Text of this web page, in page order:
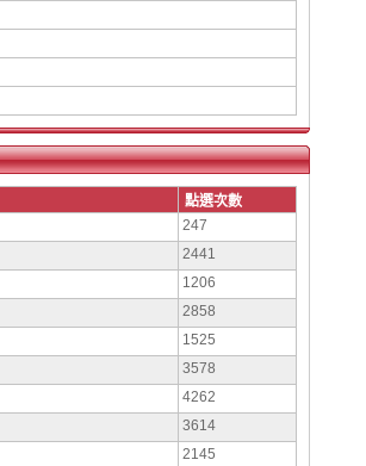
點選次數
247
2441
1206
2858
1525
3578
4262
3614
2145